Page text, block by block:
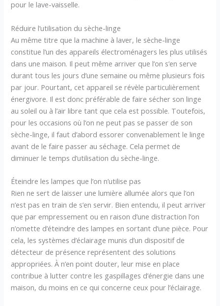
pour le lave-vaisselle.
Réduire l’utilisation du sèche-linge
Au même titre que la machine à laver, le sèche-linge
constitue l’un des appareils électroménagers les plus utilisés
dans une maison. Il peut même arriver que l’on s’en serve
durant tous les jours d’une semaine ou même plusieurs fois
par jour. Pourtant, cet appareil se révèle particulièrement
énergivore. Il est donc préférable de faire sécher son linge
au soleil ou à l’air libre tant que cela est possible. Toutefois,
pour les occasions où l’on ne peut pas se passer de son
sèche-linge, il faut d’abord essorer convenablement le linge
avant de le faire passer au séchage. Cela permet de
diminuer le temps d’utilisation du sèche-linge.
Éteindre les lampes que l’on n’utilise pas
Rien ne sert de laisser une lumière allumée alors que l’on
n’est pas en train de s’en servir. Bien entendu, il peut arriver
que par empressement ou en raison d’une distraction l’on
n’omette d’éteindre des lampes en sortant d’une pièce. Pour
cela, les systèmes d’éclairage munis d’un dispositif de
détecteur de présence représentent des solutions
appropriées. À n’en point douter, leur mise en place
contribue à lutter contre les gaspillages d’énergie dans une
maison, du moins en ce qui concerne ceux pour l’éclairage.